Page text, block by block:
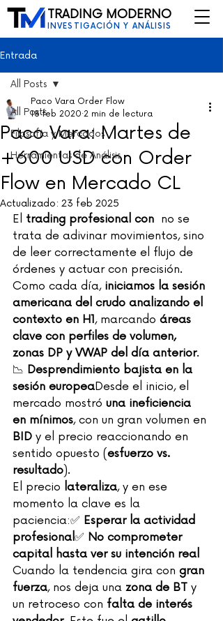
TRADING MODERNO
INVESTIGACIÓN Y ANÁLISIS
Entrada
All Posts
Filosofía y Mercados
Herramientas de Análisis
All Posts
Paco Vara: Martes de
+600 USD con Order
Flow en Mercado CL
Paco Vara Order Flow
18 feb 2020 2 min de lectura
Actualizado: 23 feb 2025
El trading profesional con no se
trata de adivinar movimientos, sino
de leer correctamente el flujo de
órdenes y actuar con precisión.
Como cada día, iniciamos la sesión
americana del crudo analizando el
contexto en H1, marcando áreas
clave con perfiles de volumen,
zonas DP y VWAP del día anterior.
📉 Desprendimiento bajista en la
sesión europeaDesde el inicio, el
mercado mostró una ineficiencia
en mínimos, con un gran volumen en
BID y el precio reaccionando en
sentido opuesto (esfuerzo vs.
resultado).
El precio lateraliza, y en ese
momento la clave es la
paciencia:✅ Esperar la actividad
profesional✅ No comprometer
capital hasta ver su intención real
Cuando la tendencia gira con gran
fuerza, nos deja una zona de BT y
un retroceso con falta de interés